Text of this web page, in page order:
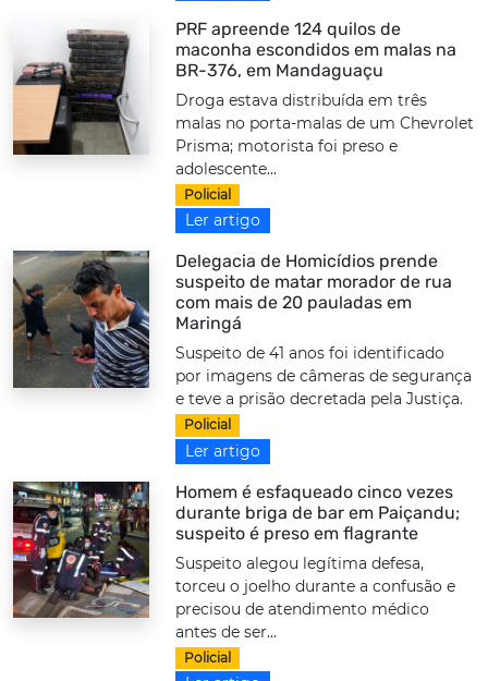
PRF apreende 124 quilos de
maconha escondidos em malas na
BR-376, em Mandaguaçu
Droga estava distribuída em três
malas no porta-malas de um Chevrolet
Prisma; motorista foi preso e
adolescente...
Policial
Ler artigo
Delegacia de Homicídios prende
suspeito de matar morador de rua
com mais de 20 pauladas em
Maringá
Suspeito de 41 anos foi identificado
por imagens de câmeras de segurança
e teve a prisão decretada pela Justiça.
Policial
Ler artigo
Homem é esfaqueado cinco vezes
durante briga de bar em Paiçandu;
suspeito é preso em flagrante
Suspeito alegou legítima defesa,
torceu o joelho durante a confusão e
precisou de atendimento médico
antes de ser...
Policial